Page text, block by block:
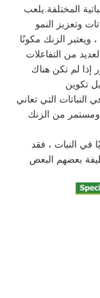
المختلفة.يلعب
وتعزيز النمو
ويعتبر الزنك مكونًا
من التفاعلات
إذا لم تكن هناك
تكوين
النباتات التي تعاني
من الزنك
في النبات ، فقد
بعضهم البعض